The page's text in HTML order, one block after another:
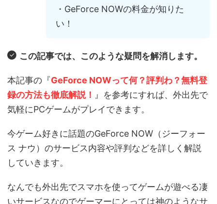
・GeForce NOWの料金が知りた
い！
この記事では、このような疑問を解消します。
本記事の『GeForce NOWって何？評判わ？無料登
録の方法も徹底解説！ 』を参考にすれば、外出先で
気軽にPCゲームがプレイできます。
今ゲーム好きに話題のGeForce NOW（ジーフォー
ス ナウ）のサービス内容や評判などを詳しく解説
していきます。
なんでも外出先でスマホを使ってゲームが遊べる凄
いサービスなのでゲーマーにとっては神のようなサ